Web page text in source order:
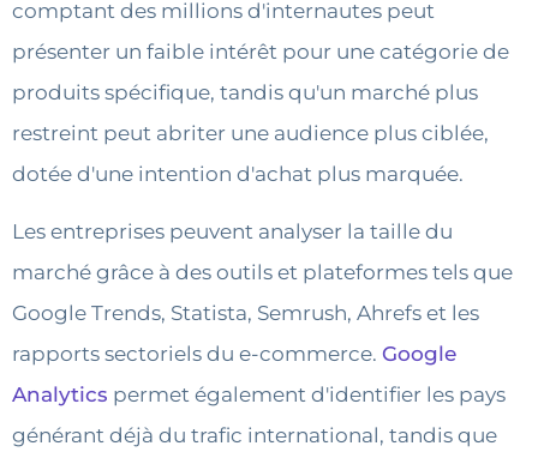
comptant des millions d'internautes peut
présenter un faible intérêt pour une catégorie de
produits spécifique, tandis qu'un marché plus
restreint peut abriter une audience plus ciblée,
dotée d'une intention d'achat plus marquée.
Les entreprises peuvent analyser la taille du
marché grâce à des outils et plateformes tels que
Google Trends, Statista, Semrush, Ahrefs et les
rapports sectoriels du e-commerce. Google
Analytics permet également d'identifier les pays
générant déjà du trafic international, tandis que